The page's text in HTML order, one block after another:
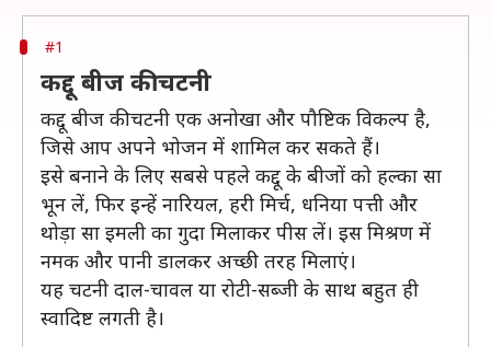
#1
कद्दू बीज की चटनी
कद्दू बीज की चटनी एक अनोखा और पौष्टिक विकल्प है,
जिसे आप अपने भोजन में शामिल कर सकते हैं।
इसे बनाने के लिए सबसे पहले कद्दू के बीजों को हल्का सा
भून लें, फिर इन्हें नारियल, हरी मिर्च, धनिया पत्ती और
थोड़ा सा इमली का गुदा मिलाकर पीस लें। इस मिश्रण में
नमक और पानी डालकर अच्छी तरह मिलाएं।
यह चटनी दाल-चावल या रोटी-सब्जी के साथ बहुत ही
स्वादिष्ट लगती है।